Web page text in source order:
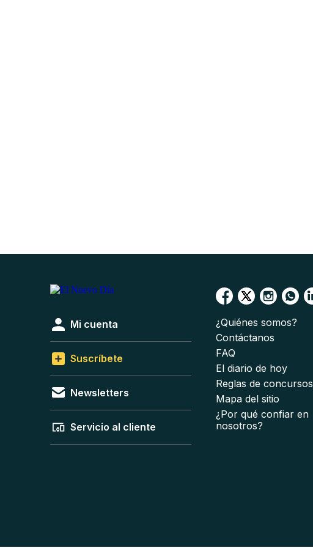
Mi cuenta
Suscríbete
Newsletters
Servicio al cliente
¿Quiénes somos?
Contáctanos
FAQ
El diario de hoy
Reglas de concursos
Mapa del sitio
¿Por qué confiar en
nosotros?